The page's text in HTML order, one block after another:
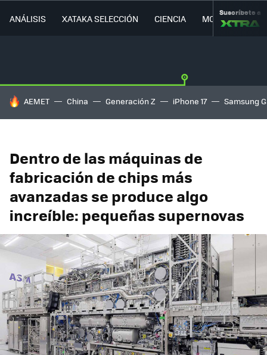
ANÁLISIS XATAKA SELECCIÓN CIENCIA MOVILIDAD
Suscríbete a
HOY SE HABLA DE
AEMET China Generación Z iPhone 17 Samsung
Dentro de las máquinas de
fabricación de chips más
avanzadas se produce algo
increíble: pequeñas supernovas